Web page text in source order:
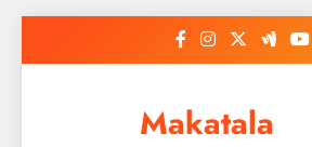
Makatala